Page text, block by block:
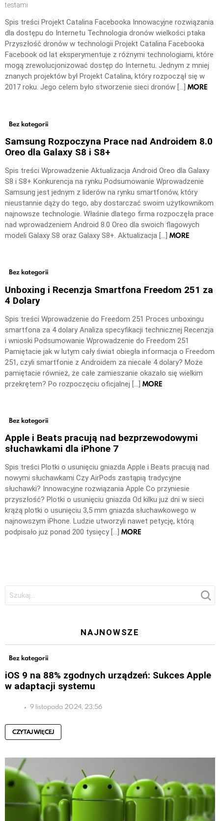
testami
Spis treści Projekt Catalina Facebooka Innowacyjne rozwiązania
dla dostępu do Internetu Technologia dronów wielkości ptaka
Przyszłość dronów w technologii Projekt Catalina Facebooka
Facebook od lat eksperymentuje z różnymi technologiami, które
mogą zrewolucjonizować dostęp do Internetu. Jednym z mniej
znanych projektów był Projekt Catalina, który rozpoczął się w
2017 roku. Jego celem było stworzenie sieci dronów […] MORE
Bez kategorii
Samsung Rozpoczyna Prace nad Androidem 8.0
Oreo dla Galaxy S8 i S8+
Spis treści Wprowadzenie Aktualizacja Android Oreo dla Galaxy
S8 i S8+ Konkurencja na rynku Podsumowanie Wprowadzenie
Samsung jest jednym z liderów na rynku smartfonów, który
nieustannie dąży do tego, aby dostarczać swoim użytkownikom
najnowsze technologie. Właśnie dlatego firma rozpoczęła prace
nad wprowadzeniem Android 8.0 Oreo dla swoich flagowych
modeli Galaxy S8 oraz Galaxy S8+. Aktualizacja […] MORE
Bez kategorii
Unboxing i Recenzja Smartfona Freedom 251 za
4 Dolary
Spis treści Wprowadzenie do Freedom 251 Proces unboxingu
smartfona za 4 dolary Analiza specyfikacji technicznej Recenzja
i wnioski Podsumowanie Wprowadzenie do Freedom 251
Pamiętacie jak w lutym cały świat obiegła informacja o Freedom
251, czyli smartfonie z Androidem za niecałe 4 dolary? Może
pamiętacie również, że całe zamieszanie okazało się wielkim
przekrętem? Po rozpoczęciu oficjalnej […] MORE
Bez kategorii
Apple i Beats pracują nad bezprzewodowymi
słuchawkami dla iPhone 7
Spis treści Plotki o usunięciu gniazda Apple i Beats pracują nad
nowymi słuchawkami Czy AirPods zastąpią tradycyjne
słuchawki? Innowacyjne rozwiązania Apple Co przyniesie
przyszłość? Plotki o usunięciu gniazda Od kilku już dni w sieci
krążą plotki o usunięciu 3,5 mm gniazda słuchawkowego w
najnowszym iPhone. Ludzie utworzyli nawet petycję, którą
podpisało już ponad 200 tysięcy […] MORE
Szukaj:
NAJNOWSZE
Bez kategorii
iOS 9 na 88% zgodnych urządzeń: Sukces Apple
w adaptacji systemu
9 listopada 2024, 23:56
CZYTAJ WIĘCEJ